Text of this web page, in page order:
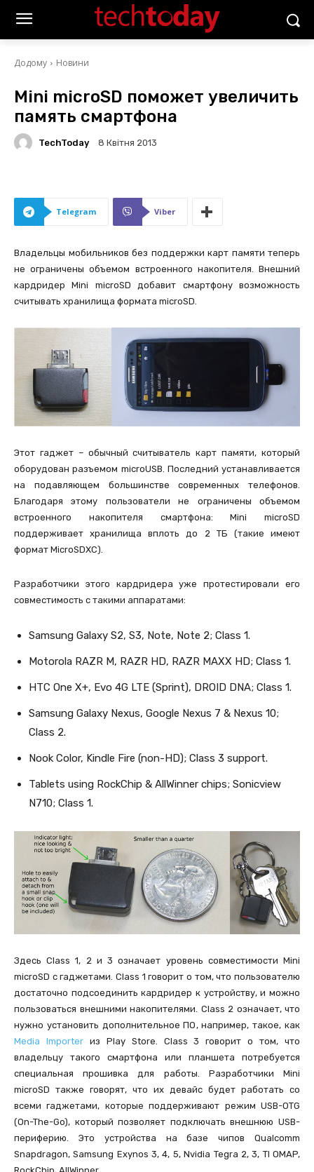
Додому Новини
Mini microSD поможет увеличить
память смартфона
TechToday 8 Квітня 2013
Telegram Viber
Владельцы мобильников без поддержки карт памяти теперь
не ограничены объемом встроенного накопителя. Внешний
кардридер Mini microSD добавит смартфону возможность
считывать хранилища формата microSD.
Этот гаджет – обычный считыватель карт памяти, который
оборудован разъемом microUSB. Последний устанавливается
на подавляющем большинстве современных телефонов.
Благодаря этому пользователи не ограничены объемом
встроенного накопителя смартфона: Mini microSD
поддерживает хранилища вплоть до 2 ТБ (такие имеют
формат MicroSDXC).
Разработчики этого кардридера уже протестировали его
совместимость с такими аппаратами:
Samsung Galaxy S2, S3, Note, Note 2; Class 1.
Motorola RAZR M, RAZR HD, RAZR MAXX HD; Class 1.
HTC One X+, Evo 4G LTE (Sprint), DROID DNA; Class 1.
Samsung Galaxy Nexus, Google Nexus 7 & Nexus 10;
Class 2.
Nook Color, Kindle Fire (non-HD); Class 3 support.
Tablets using RockChip & AllWinner chips; Sonicview
N710; Class 1.
Здесь Class 1, 2 и 3 означает уровень совместимости Mini
microSD с гаджетами. Class 1 говорит о том, что пользователю
достаточно подсоединить кардридер к устройству, и можно
пользоваться внешними накопителями. Class 2 означает, что
нужно установить дополнительное ПО, например, такое, как
Media Importerиз Play Store. Class 3 говорит о том, что
владельцу такого смартфона или планшета потребуется
специальная прошивка для работы. Разработчики Mini
microSD также говорят, что их девайс будет работать со
всеми гаджетами, которые поддерживают режим USB-OTG
(On-The-Go), который позволяет подключать внешнюю USB-
периферию. Это устройства на базе чипов Qualcomm
Snapdragon, Samsung Exynos 3, 4, 5, Nvidia Tegra 2, 3, TI OMAP,